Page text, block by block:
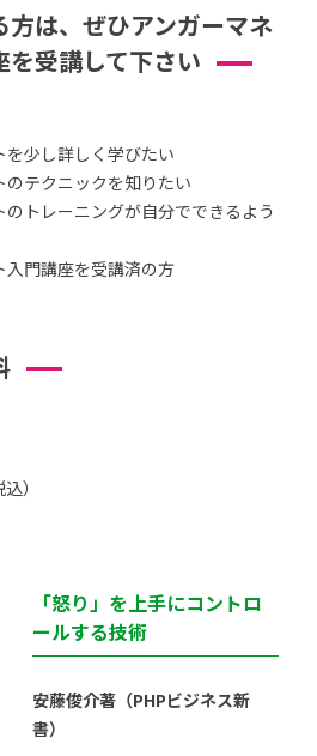
方は、ぜひアンガーマネ
受講して下さい
を少し詳しく学びたい
のテクニックを知りたい
トレーニングが自分でできるよう
入門講座を受講済の方
）
「怒り」を上手にコントロ
ールする技術
安藤俊介著（PHPビジネス新
書）